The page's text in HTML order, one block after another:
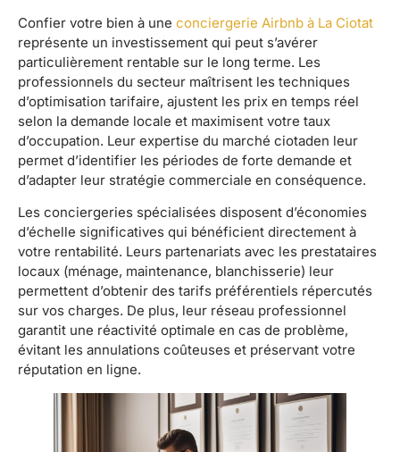
Confier votre bien à une conciergerie Airbnb à La Ciotat
représente un investissement qui peut s’avérer
particulièrement rentable sur le long terme. Les
professionnels du secteur maîtrisent les techniques
d’optimisation tarifaire, ajustent les prix en temps réel
selon la demande locale et maximisent votre taux
d’occupation. Leur expertise du marché ciotaden leur
permet d’identifier les périodes de forte demande et
d’adapter leur stratégie commerciale en conséquence.
Les conciergeries spécialisées disposent d’économies
d’échelle significatives qui bénéficient directement à
votre rentabilité. Leurs partenariats avec les prestataires
locaux (ménage, maintenance, blanchisserie) leur
permettent d’obtenir des tarifs préférentiels répercutés
sur vos charges. De plus, leur réseau professionnel
garantit une réactivité optimale en cas de problème,
évitant les annulations coûteuses et préservant votre
réputation en ligne.